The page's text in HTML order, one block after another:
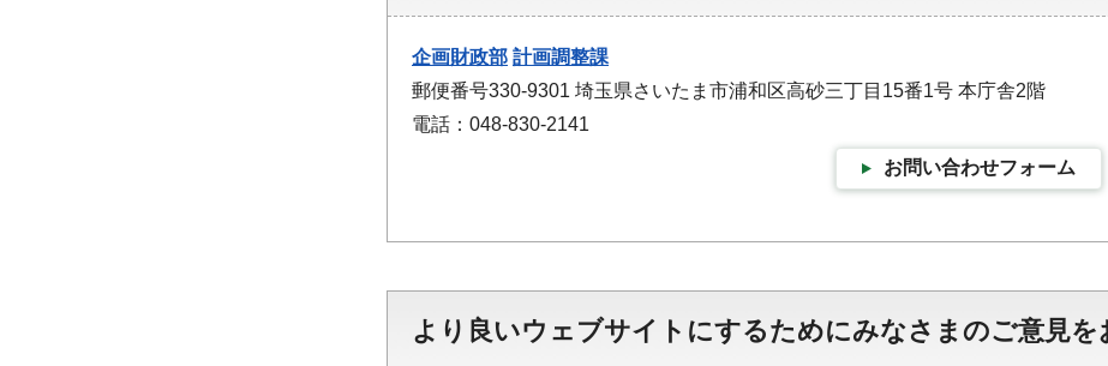
企画財政部 計画調整課
郵便番号330-9301 埼玉県さいたま市浦和区高砂三丁目15番1号 本庁舎2階
電話：048-830-2141
お問い合わせフォーム
より良いウェブサイトにするためにみなさまのご意見